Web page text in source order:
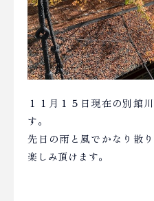
１１月１５日現在の別館
す。
先日の雨と風でかなり散
楽しみ頂けます。